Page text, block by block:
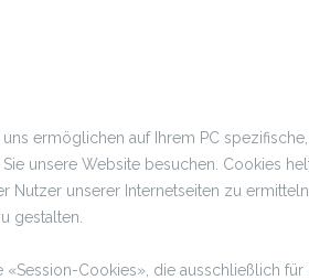
ermöglichen auf Ihrem PC
unsere Website besuchen. Cookies
Nutzer unserer Internetseiten zu
gestalten.
Cookies», die ausschließlich